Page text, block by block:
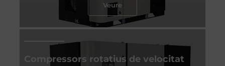
Veure
Compressors rotatius de velocitat